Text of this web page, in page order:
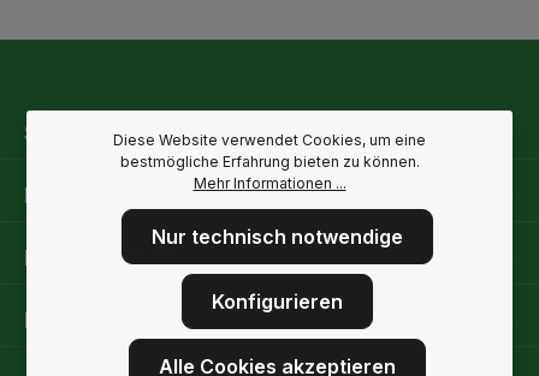
Service-Hotline
Rechtliche Hinweise
Informationen
Folge uns
Diese Website verwendet Cookies, um eine
bestmögliche Erfahrung bieten zu können.
Mehr Informationen ...
Nur technisch notwendige
Konfigurieren
Alle Cookies akzeptieren